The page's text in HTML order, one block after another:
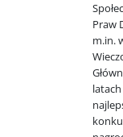
Praw
m.in.